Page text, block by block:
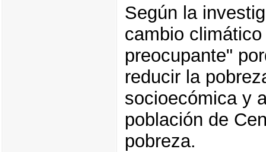
Según la
cambio
preocupante"
reducir la
socioecómica y
población de
pobreza.